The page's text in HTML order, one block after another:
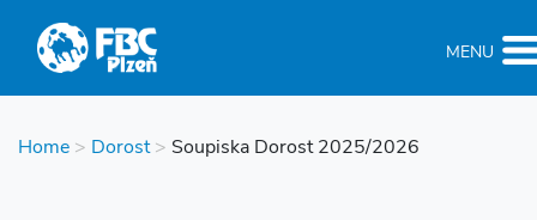
MENU
Home > Dorost > Soupiska Dorost 2025/2026